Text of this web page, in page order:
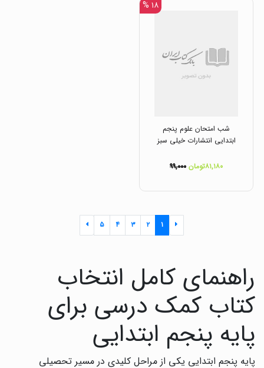
۱۸ %
شب امتحان علوم پنجم
ابتدایی انتشارات خیلی سبز
۸۱,۱۸۰تومان ۹۹,۰۰۰
۱ ۲ ۳ ۴ ۵
راهنمای کامل انتخاب
کتاب کمک درسی برای
پایه پنجم ابتدایی
پایه پنجم ابتدایی یکی از مراحل کلیدی در مسیر تحصیلی